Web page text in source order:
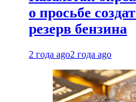
о просьбе
резерв бензина
2 года ago2 года ago